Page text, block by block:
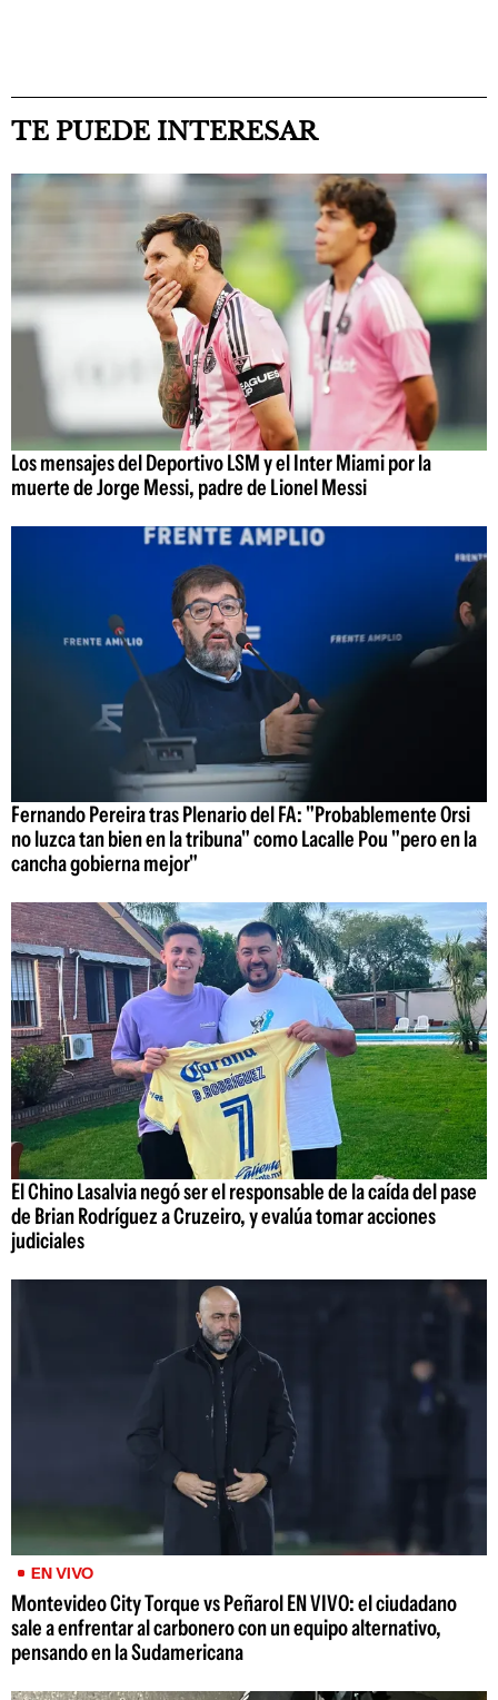
TE PUEDE INTERESAR
Los mensajes del Deportivo LSM y el Inter Miami por la
muerte de Jorge Messi, padre de Lionel Messi
Fernando Pereira tras Plenario del FA: "Probablemente Orsi
no luzca tan bien en la tribuna" como Lacalle Pou "pero en la
cancha gobierna mejor"
El Chino Lasalvia negó ser el responsable de la caída del pase
de Brian Rodríguez a Cruzeiro, y evalúa tomar acciones
judiciales
EN VIVO
Montevideo City Torque vs Peñarol EN VIVO: el ciudadano
sale a enfrentar al carbonero con un equipo alternativo,
pensando en la Sudamericana